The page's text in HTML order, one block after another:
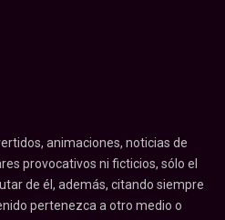
animaciones, noticias de
provocativos ni ficticios, sólo el
de él, además, citando siempre
pertenezca a otro medio o